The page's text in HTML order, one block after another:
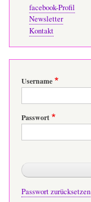
facebook-Profil
Newsletter
Kontakt
Username
Passwort
Passwort zurücksetzen